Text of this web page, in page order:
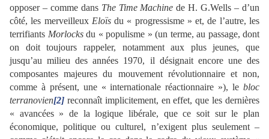
opposer – comme dans The Time Machinede H. G.Wells – d’un
côté, les merveilleux Eloïsdu « progressisme » et, de l’autre, les
terrifiants Morlocks du « populisme » (un terme, au passage, dont
on doit toujours rappeler, notamment aux plus jeunes, que
jusqu’au milieu des années 1970, il désignait encore une des
composantes majeures du mouvement révolutionnaire et non,
comme à présent, une « internationale réactionnaire »), le bloc
terranovien[2] reconnaît implicitement, en effet, que les dernières
« avancées » de la logique libérale, que ce soit sur le plan
économique, politique ou culturel, n’exigent plus seulement –